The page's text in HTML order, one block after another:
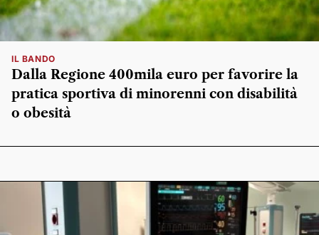
IL BANDO
Dalla Regione 400mila euro per favorire la
pratica sportiva di minorenni con disabilità
o obesità